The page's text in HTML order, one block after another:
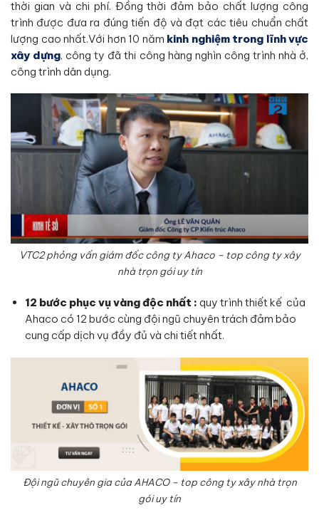
thời gian và chi phí. Đồng thời đảm bảo chất lượng công
trình được đưa ra đúng tiến độ và đạt các tiêu chuẩn chất
lượng cao nhất.Với hơn 10 năm kinh nghiệm trong lĩnh vực
xây dựng, công ty đã thi công hàng nghìn công trình nhà ở,
công trình dân dụng.
VTC2 phỏng vấn giám đốc công ty Ahaco – top công ty xây
nhà trọn gói uy tín
12 bước phục vụ vàng độc nhất : quy trình thiết kế của
Ahaco có 12 bước cùng đội ngũ chuyên trách đảm bảo
cung cấp dịch vụ đầy đủ và chi tiết nhất.
Đội ngũ chuyên gia của AHACO – top công ty xây nhà trọn
gói uy tín